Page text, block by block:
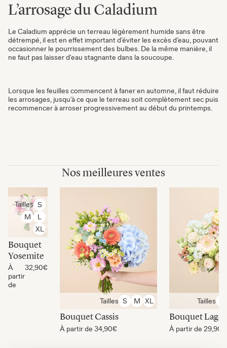
L’arrosage du Caladium
Le Caladium apprécie un terreau légèrement humide sans être
détrempé, il est en effet important d’éviter les excès d’eau, pouvant
occasionner le pourrissement des bulbes. De la même manière, il
ne faut pas laisser d'eau stagnante dans la soucoupe.
Lorsque les feuilles commencent à faner en automne, il faut réduire
les arrosages, jusqu'à ce que le terreau soit complètement sec puis
recommencer à arroser progressivement au début du printemps.
Nos meilleures ventes
Tailles S
M
L
XL
Bouquet
Yosemite
À
partir
de
32,90€
Tailles S M XL
Bouquet Cassis
À partir de 34,90€
Tailles
Bouquet Lago
À partir de 29,90€